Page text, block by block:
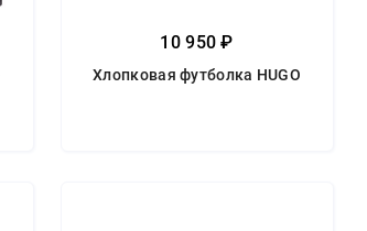
10 950 ₽
Хлопковая футболка HUGO